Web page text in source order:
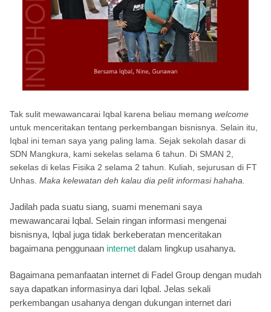
Tak sulit mewawancarai Iqbal karena beliau memang welcome
untuk menceritakan tentang perkembangan bisnisnya. Selain itu,
Iqbal ini teman saya yang paling lama. Sejak sekolah dasar di
SDN Mangkura, kami sekelas selama 6 tahun. Di SMAN 2,
sekelas di kelas Fisika 2 selama 2 tahun. Kuliah, sejurusan di FT
Unhas. Maka kelewatan deh kalau dia pelit informasi hahaha.
Jadilah pada suatu siang, suami menemani saya
mewawancarai Iqbal. Selain ringan informasi mengenai
bisnisnya, Iqbal juga tidak berkeberatan menceritakan
bagaimana penggunaan internet dalam lingkup usahanya.
Bagaimana pemanfaatan internet di Fadel Group dengan mudah
saya dapatkan informasinya dari Iqbal. Jelas sekali
perkembangan usahanya dengan dukungan internet dari